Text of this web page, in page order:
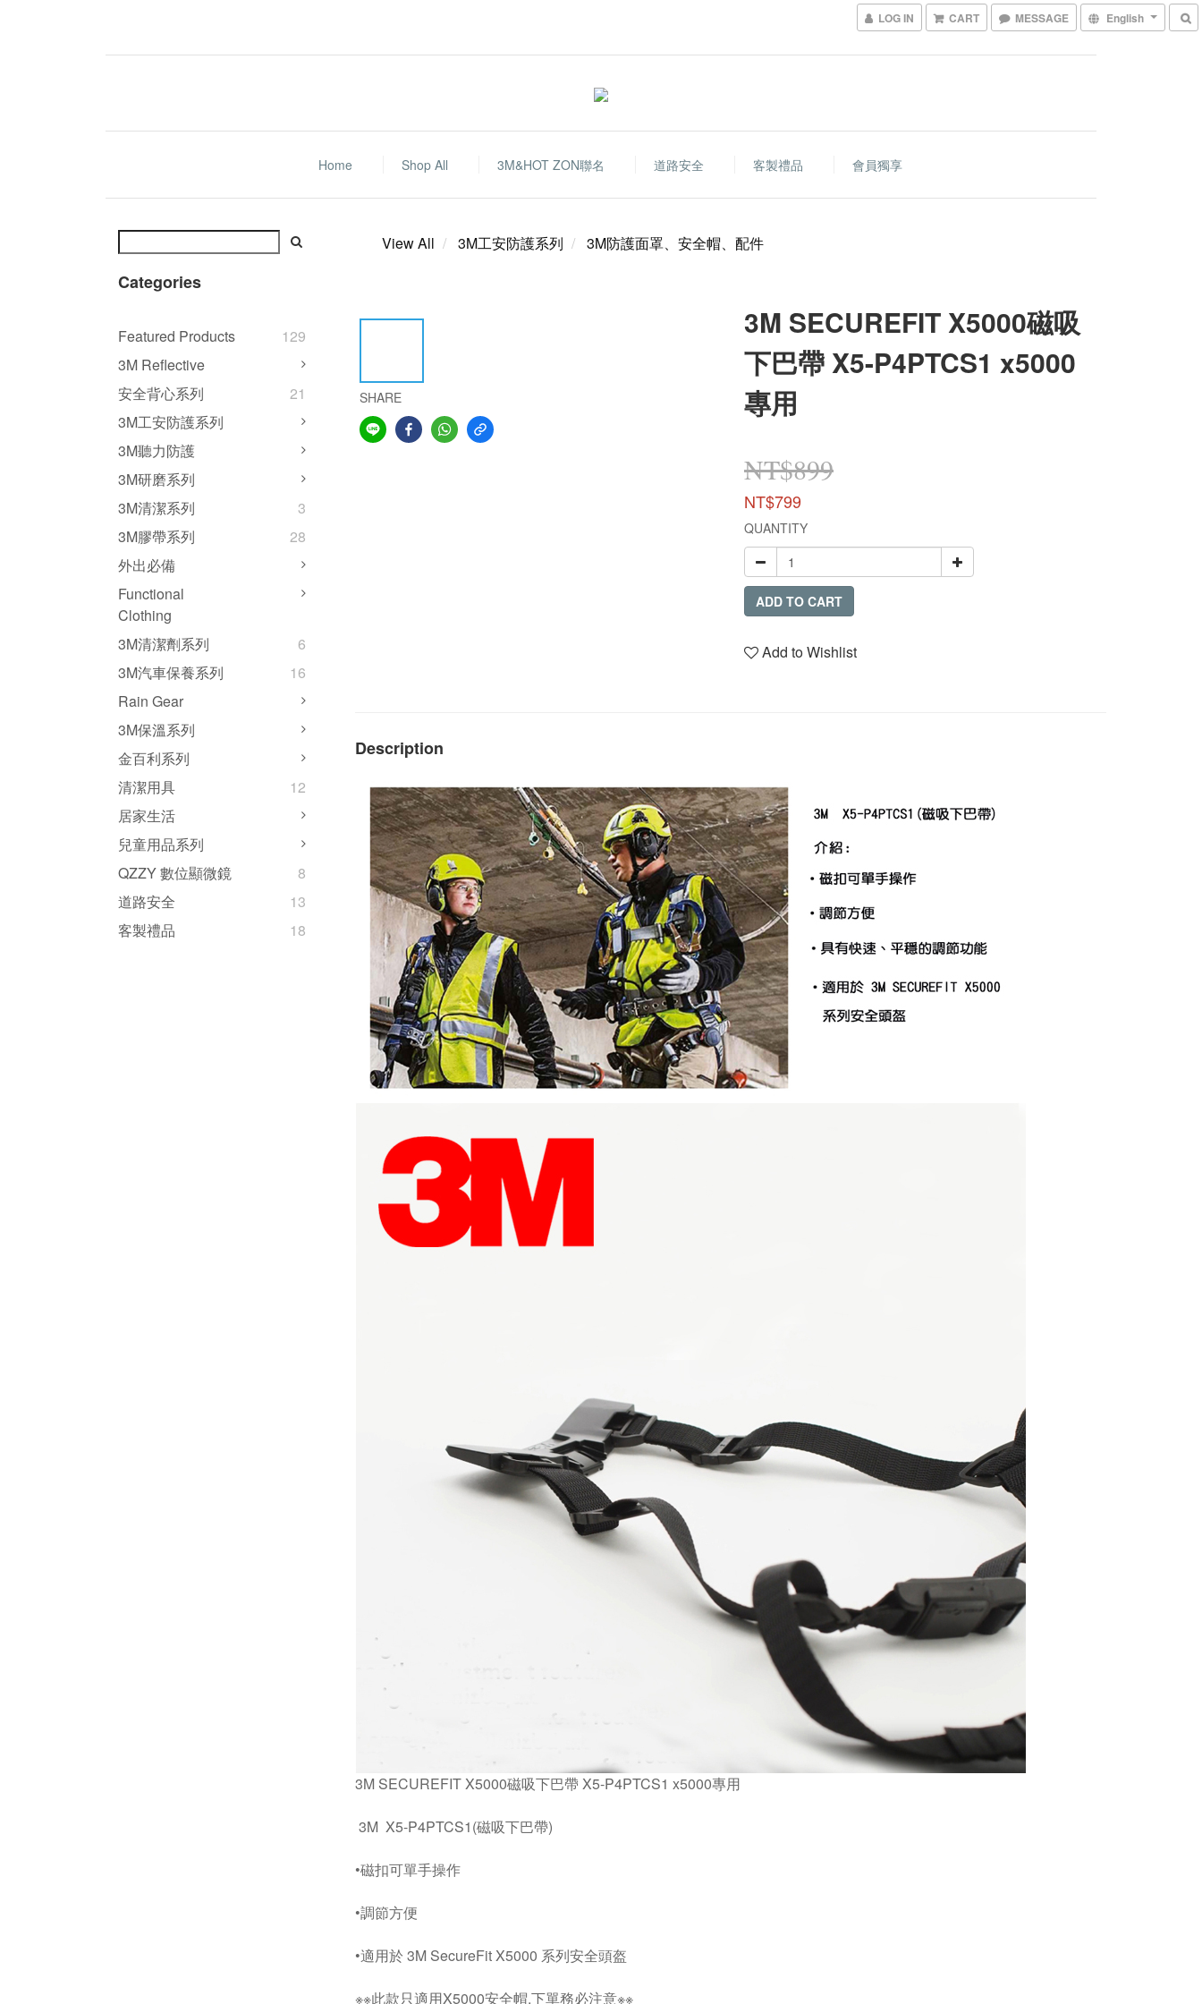
LOG IN CART MESSAGE English
Home Shop All 3M&HOT ZON聯名 道路安全 客製禮品 會員獨享
Categories
Featured Products
129
3M Reflective
安全背心系列
21
3M工安防護系列
3M聽力防護
3M研磨系列
3M清潔系列
3
3M膠帶系列
28
外出必備
Functional
Clothing
3M清潔劑系列
6
3M汽車保養系列
16
Rain Gear
3M保溫系列
金百利系列
清潔用具
12
居家生活
兒童用品系列
QZZY 數位顯微鏡
8
道路安全
13
客製禮品
18
View All 3M工安防護系列 3M防護面罩、安全帽、配件
SHARE
3M SECUREFIT X5000磁吸
下巴帶 X5-P4PTCS1 x5000
專用
NT$899
NT$799
QUANTITY
ADD TO CART
Add to Wishlist
Description
3M SECUREFIT X5000磁吸下巴帶 X5-P4PTCS1 x5000專用
3M X5-P4PTCS1(磁吸下巴帶)
•磁扣可單手操作
•調節方便
•適用於 3M SecureFit X5000 系列安全頭盔
※※此款只適用X5000安全帽,下單務必注意※※